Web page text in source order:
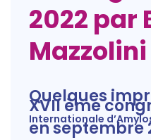
2022 par
Mazzolini
Quelques
XVII ème
Internationale
en septembre